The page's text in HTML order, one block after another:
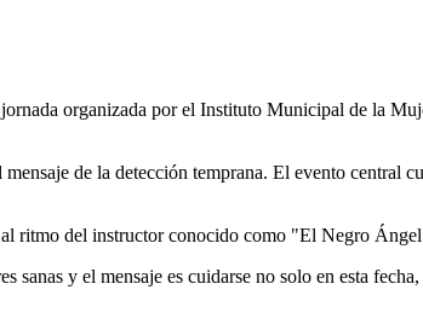
organizada por el Instituto Municipal de la
de la detección temprana. El evento central
ritmo del instructor conocido como "El Negro
y el mensaje es cuidarse no solo en esta